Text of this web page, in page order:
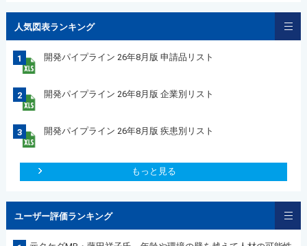
人気図表ランキング
1 開発パイプライン 26年8月版 申請品リスト
2 開発パイプライン 26年8月版 企業別リスト
3 開発パイプライン 26年8月版 疾患別リスト
もっと見る
ユーザー評価ランキング